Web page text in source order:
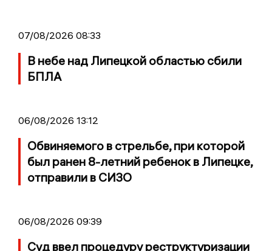
07/08/2026 08:33
В небе над Липецкой областью сбили
БПЛА
06/08/2026 13:12
Обвиняемого в стрельбе, при которой
был ранен 8-летний ребенок в Липецке,
отправили в СИЗО
06/08/2026 09:39
Суд ввел процедуру реструктуризации